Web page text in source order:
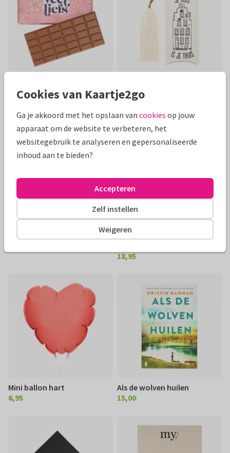
€ 5,95
5,95
thuis’
Gemengde drop
Zelf ontwerpen
Gepersonaliseerde Merci (400
€ 18,95
18,95
Mini ballon hart
€ 6,95
6,95
Als de wolven huilen
€ 15,00
15,00
Cookies van Kaartje2go
Ga je akkoord met het opslaan van cookies op jouw
apparaat om de website te verbeteren, het
websitegebruik te analyseren en gepersonaliseerde
inhoud aan te bieden?
Weigeren
Zelf instellen
Accepteren